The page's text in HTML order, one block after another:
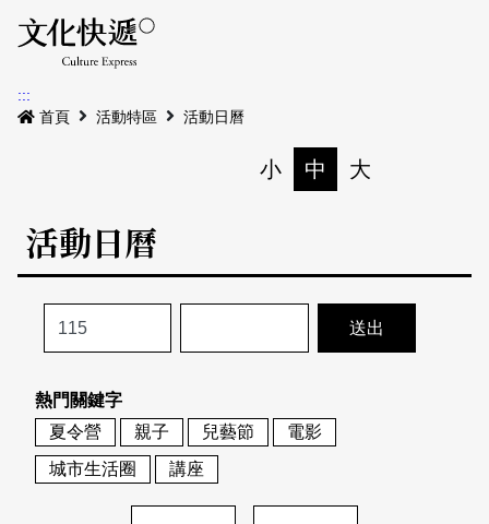
最新公告
本期專題
歷史專題
活動特區
活動列表
地圖搜尋
關於我們
關於我們
刊物索取地點
會員基本資料
刊登活動
網站導覽 English
日本語 登入/註冊
:::
首頁
活動特區 活動日曆
小 中 大
活動日曆
熱門關鍵字
夏令營
親子 兒藝節
電影
城市生活圈
講座